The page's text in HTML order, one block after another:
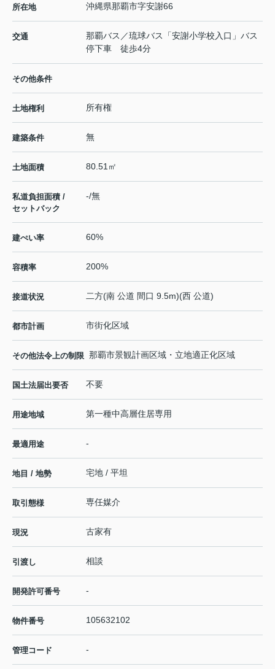
所在地 沖縄県那覇市字安謝66
交通
那覇バス／琉球バス「安謝小学校入口」バス
停下車 徒歩4分
その他条件
土地権利 所有権
建築条件 無
土地面積 80.51㎡
私道負担面積 /
セットバック
-/無
建ぺい率 60%
容積率 200%
接道状況 二方(南 公道 間口 9.5m)(西 公道)
都市計画 市街化区域
その他法令上の制限 那覇市景観計画区域・立地適正化区域
国土法届出要否 不要
用途地域 第一種中高層住居専用
最適用途 -
地目 / 地勢 宅地 / 平坦
取引態様 専任媒介
現況 古家有
引渡し 相談
開発許可番号 -
物件番号 105632102
管理コード -